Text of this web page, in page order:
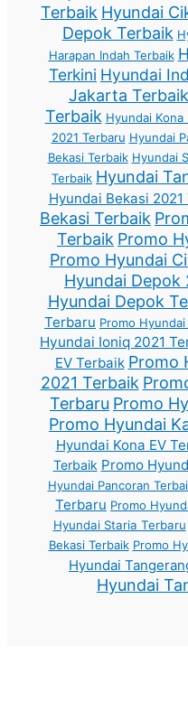
Terbaik Hyundai
Depok Terbaik
Harapan Indah Terbaik
Terkini Hyundai
Jakarta Terbaik
Terbaik Hyundai Kona
2021 Terbaru Hyundai
Bekasi Terbaik Hyundai
Terbaik Hyundai
Hyundai Bekasi 2021
Bekasi Terbaik
Terbaik Promo
Promo Hyundai
Hyundai Depok
Hyundai Depok
Terbaru Promo
Hyundai Ioniq 2021
EV Terbaik Promo
2021 Terbaik
Terbaru Promo
Promo Hyundai
Hyundai Kona EV
Terbaik Promo
Hyundai Pancoran
Terbaru Promo
Hyundai Staria Terbaru
Bekasi Terbaik Promo
Hyundai
Hyundai